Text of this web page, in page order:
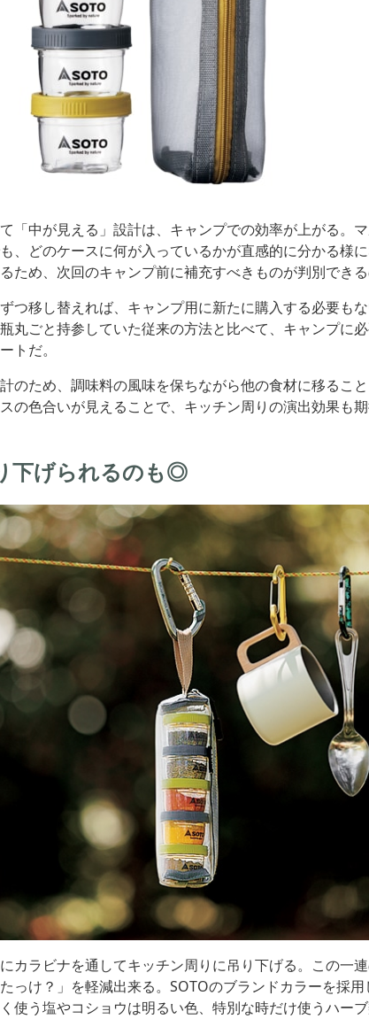
「中が見える」設計は、キャンプでの効率が上がる。
、どのケースに何が入っているかが直感的に分かる様
ため、次回のキャンプ前に補充すべきものが判別できる
つ移し替えれば、キャンプ用に新たに購入する必要も
丸ごと持参していた従来の方法と比べて、キャンプに
トだ。
のため、調味料の風味を保ちながら他の食材に移るこ
の色合いが見えることで、キッチン周りの演出効果も
下げられるのも◎
カラビナを通してキッチン周りに吊り下げる。この一連
っけ？」を軽減出来る。SOTOのブランドカラーを採
使う塩やコショウは明るい色、特別な時だけ使うハー